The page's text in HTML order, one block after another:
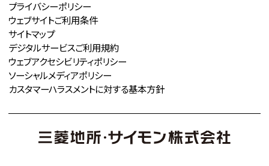
プライバシーポリシー
ウェブサイトご利用条件
サイトマップ
デジタルサービスご利用規約
ウェブアクセシビリティポリシー
ソーシャルメディアポリシー
カスタマーハラスメントに対する基本方針